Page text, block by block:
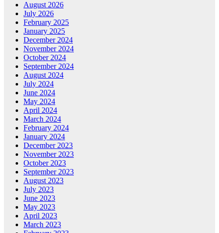
August 2026
July 2026
February 2025
January 2025
December 2024
November 2024
October 2024
September 2024
August 2024
July 2024
June 2024
May 2024
April 2024
March 2024
February 2024
January 2024
December 2023
November 2023
October 2023
September 2023
August 2023
July 2023
June 2023
May 2023
April 2023
March 2023